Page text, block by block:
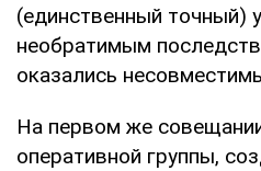
(единственный точный)
необратимым
оказались
На первом же
оперативной группы,